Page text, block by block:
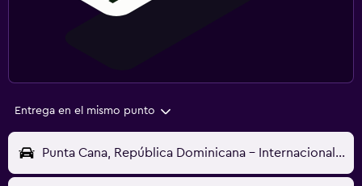
Entrega en el mismo punto
Punta Cana, República Dominicana - Internacional de Punta Cana (PUJ)